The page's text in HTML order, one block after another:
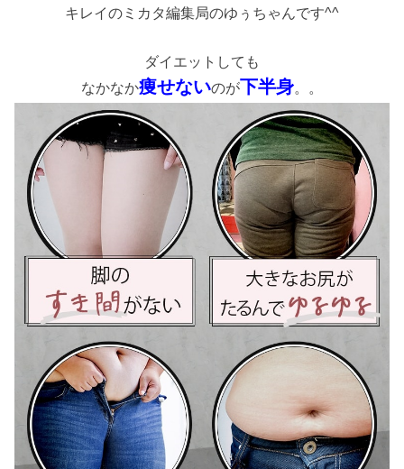
キレイのミカタ編集局のゆぅちゃんです^^
ダイエットしても
なかなか痩せないのが下半身。。